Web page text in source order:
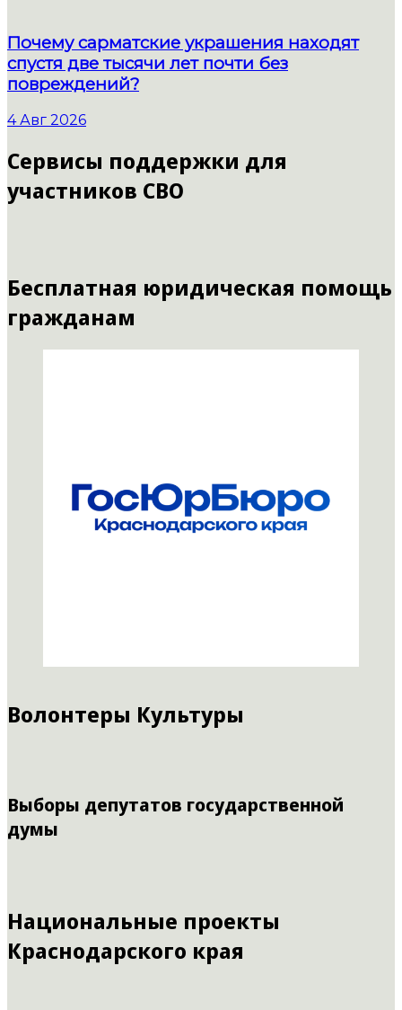
Почему сарматские украшения находят
спустя две тысячи лет почти без
повреждений?
4 Авг 2026
Сервисы поддержки для
участников СВО
Бесплатная юридическая помощь
гражданам
Волонтеры Культуры
Выборы депутатов государственной
думы
Национальные проекты
Краснодарского края